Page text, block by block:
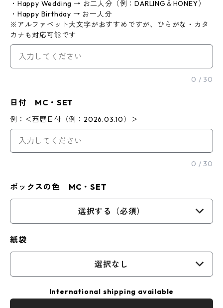
・Happy Wedding → お二人分（例：DARLING＆HONEY）
・Happy Birthday → お一人分
※アルファベット大文字がおすすめですが、ひらがな・カタ
カナも対応可能です
0 / 30
日付 MC・SET
例：＜西暦日付（例：2026.03.10）＞
0 / 30
ボックスの色 MC・SET
選択する（必須）
紙袋
選択なし
International shipping available